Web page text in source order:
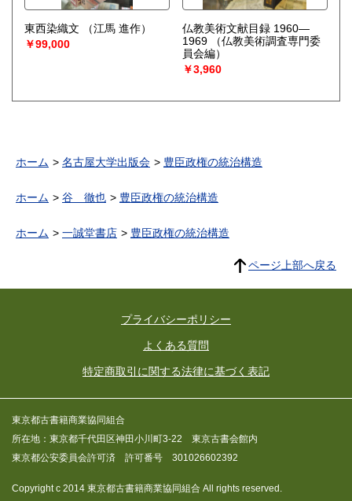
東西染織文
（江馬 進作）
￥99,000
仏教美術文献目録 1960—
1969
（仏教美術調査専門委
員会編）
￥3,960
ホーム 名古屋大学出版会 豊臣政権の統治構造
ホーム 谷 徹也 豊臣政権の統治構造
ホーム 一誠堂書店 豊臣政権の統治構造
ページ上部へ戻る
プライバシーポリシー
よくある質問
特定商取引に関する法律に基づく表記
東京都古書籍商業協同組合
所在地：東京都千代田区神田小川町3-22 東京古書会館内
東京都公安委員会許可済 許可番号 301026602392
Copyright c 2014 東京都古書籍商業協同組合 All rights reserved.